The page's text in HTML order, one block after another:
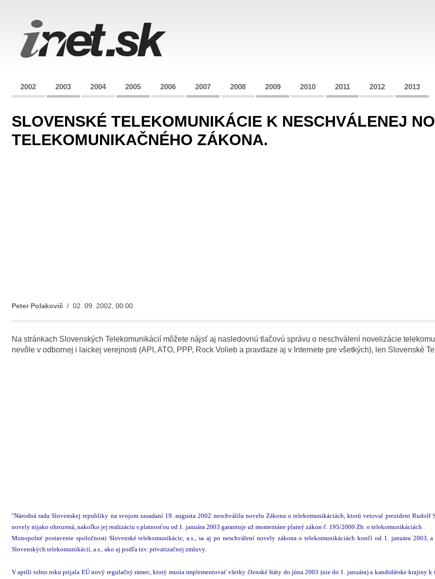
2002 2003 2004 2005 2006 2007 2008 2009 2010 2011 2012 2013
SLOVENSKÉ TELEKOMUNIKÁCIE K NESCHVÁLENEJ
TELEKOMUNIKAČNÉHO ZÁKONA.
Peter Polakovič / 02. 09. 2002, 00:00
Na stránkach Slovenských Telekomunikácií môžete nájsť aj nasledovnú tlačovú správu o neschválení novelizácie
nevôle v odbornej i laickej verejnosti (API, ATO, PPP, Rock Volieb a pravdaze aj v Internete pre všetkých), len Slovenské
"Národná rada Slovenskej republiky na svojom zasadaní 19. augusta 2002 neschválila novelu Zákona o telekomunikáciách, ktorú vetoval prezident
novely nijako ohrozená, nakoľko jej realizáciu s platnosťou od 1. januára 2003 garantuje už momentáne platný zákon č. 195/2000 Zb. o telekomunikáciách .
Monopolné postavenie spoločnosti Slovenské telekomunikácie, a.s., sa aj po neschválení novely zákona o telekomunikáciách končí od 1. januára
Slovenských telekomunikácií, a.s., ako aj podľa tzv. privatizačnej zmluvy.
V apríli tohto roku prijala EÚ nový regulačný rámec, ktorý musia implementovať všetky členské štáty do júna 2003 (nie do 1. januára) a kandidátske krajiny